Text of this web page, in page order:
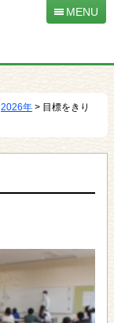
MENU
2026年 > 目標をきり